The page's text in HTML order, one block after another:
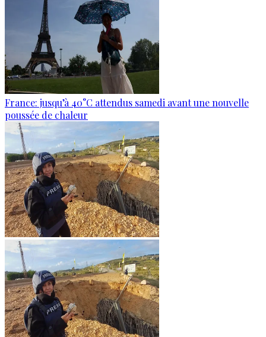
France: jusqu’à 40°C attendus samedi avant une nouvelle
poussée de chaleur